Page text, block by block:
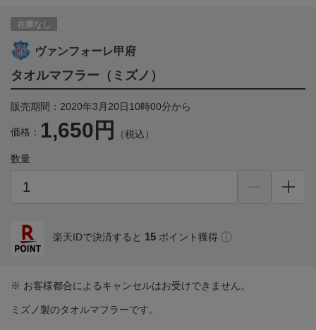
在庫なし
ヴァンフォーレ甲府
タオルマフラー（ミズノ）
販売期間：2020年3月20日10時00分から
価格： 1,650円 （税込）
数量
楽天IDで決済すると 15 ポイント獲得
※ お客様都合によるキャンセルはお受けできません。
ミズノ製のタオルマフラーです。